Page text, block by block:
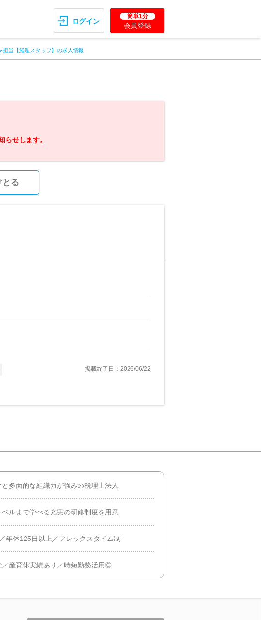
ログイン
簡単1分
会員登録
担当【経理スタッフ】の求人情報
らせします。
とる
掲載終了日：2026/06/22
多面的な組織力が強みの税理士法人
ルまで学べる充実の研修制度を用意
年休125日以上／フレックスタイム制
産育休実績あり／時短勤務活用◎